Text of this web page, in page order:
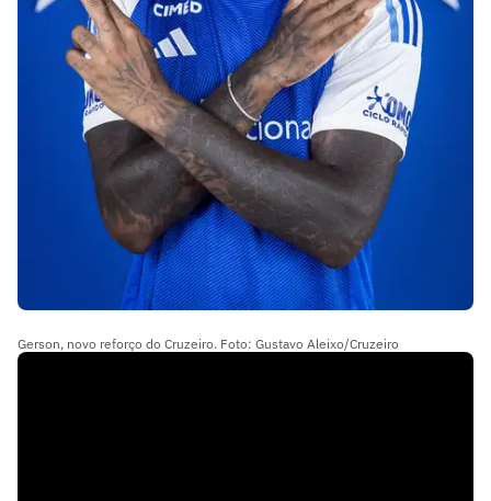
Gerson, novo reforço do Cruzeiro. Foto: Gustavo Aleixo/Cruzeiro